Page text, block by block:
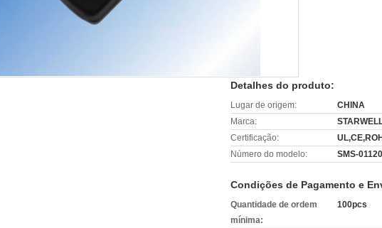
Detalhes do produto:
Lugar de origem:
CHINA
Marca:
Certificação:
Número do modelo:
SMS-
Condições de Pagamento e
Quantidade de ordem
mínima:
100pcs